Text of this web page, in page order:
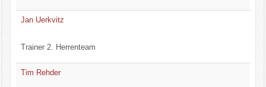
Jan Uerkvitz
Trainer 2. Herrenteam
Tim Rehder